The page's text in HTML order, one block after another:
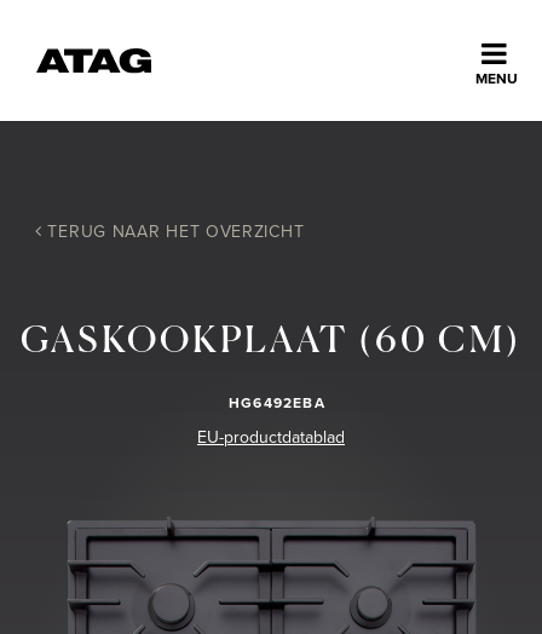
MENU
Ontdek ATAG
Service
Shop
TERUG NAAR HET OVERZICHT
GASKOOKPLAAT (60 CM)
HG6492EBA
EU-productdatablad